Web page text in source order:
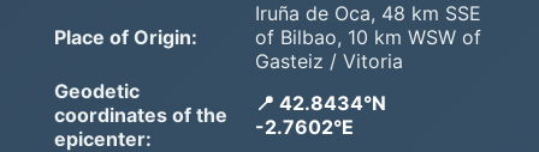
Place of Origin:
Iruña de Oca, 48 km SSE
of Bilbao, 10 km WSW of
Gasteiz / Vitoria
Geodetic
coordinates of the
epicenter:
📍 42.8434°N
-2.7602°E